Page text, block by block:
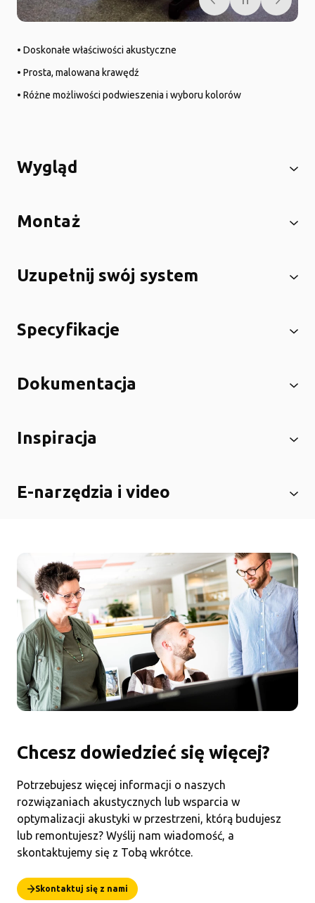
• Doskonałe właściwości akustyczne
• Prosta, malowana krawędź
• Różne możliwości podwieszenia i wyboru kolorów
Wygląd
Montaż
Uzupełnij swój system
Specyfikacje
Dokumentacja
Inspiracja
E-narzędzia i video
Chcesz dowiedzieć się więcej?
Potrzebujesz więcej informacji o naszych
rozwiązaniach akustycznych lub wsparcia w
optymalizacji akustyki w przestrzeni, którą budujesz
lub remontujesz? Wyślij nam wiadomość, a
skontaktujemy się z Tobą wkrótce.
Skontaktuj się z nami